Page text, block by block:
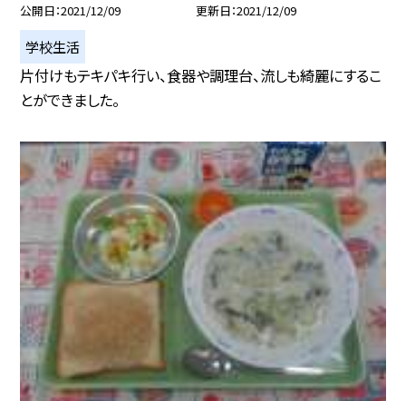
公開日 2021/12/09 更新日 2021/12/09
学校生活
片付けもテキパキ行い、食器や調理台、流しも綺麗にするこ
とができました。